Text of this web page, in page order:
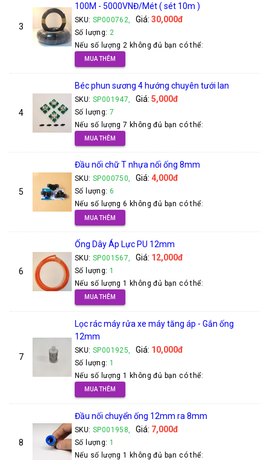
3
100M - 5000VNĐ/Mét ( sét 10m )
SKU: SP000762, Giá: 30,000đ
Số lượng: 2
Nếu số lượng 2 không đủ bạn có thể:
MUA THÊM
4
Béc phun sương 4 hướng chuyên tưới lan
SKU: SP001947, Giá: 5,000đ
Số lượng: 7
Nếu số lượng 7 không đủ bạn có thể:
MUA THÊM
5
Đầu nối chữ T nhựa nối ống 8mm
SKU: SP000750, Giá: 4,000đ
Số lượng: 6
Nếu số lượng 6 không đủ bạn có thể:
MUA THÊM
6
Ống Dây Áp Lực PU 12mm
SKU: SP001567, Giá: 12,000đ
Số lượng: 1
Nếu số lượng 1 không đủ bạn có thể:
MUA THÊM
7
Lọc rác máy rửa xe máy tăng áp - Gắn ống
12mm
SKU: SP001925, Giá: 10,000đ
Số lượng: 1
Nếu số lượng 1 không đủ bạn có thể:
MUA THÊM
8
Đầu nối chuyển ống 12mm ra 8mm
SKU: SP001958, Giá: 7,000đ
Số lượng: 1
Nếu số lượng 1 không đủ bạn có thể: